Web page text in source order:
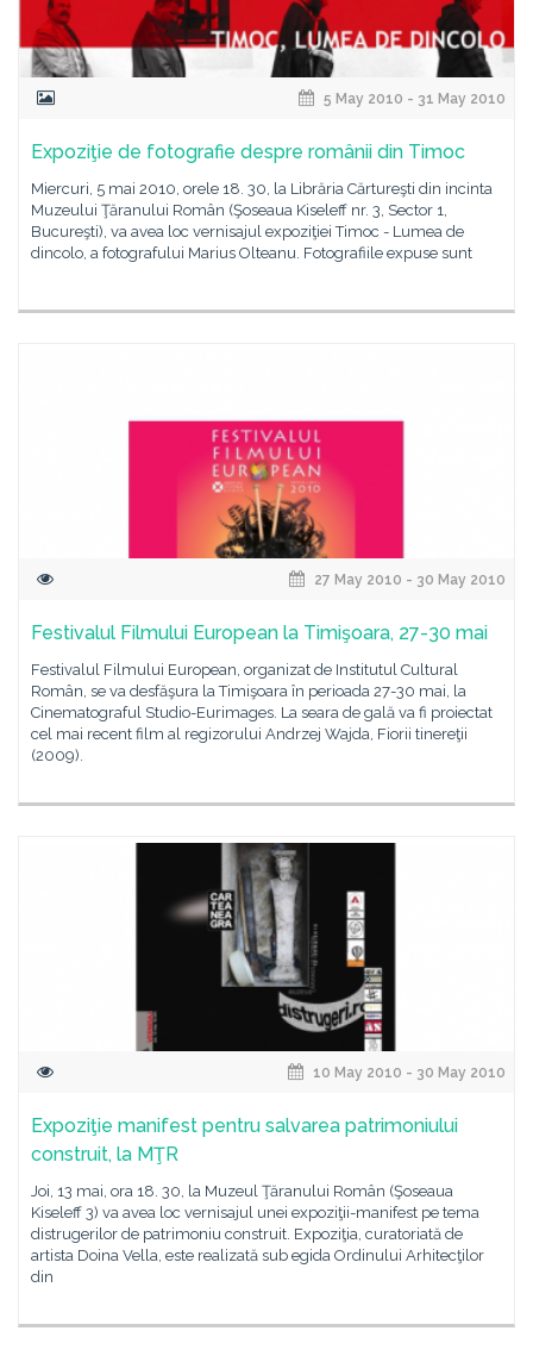
5 May 2010 - 31 May 2010
Expoziţie de fotografie despre românii din Timoc
Miercuri, 5 mai 2010, orele 18. 30, la Librăria Cărtureşti din incinta
Muzeului Ţăranului Român (Şoseaua Kiseleff nr. 3, Sector 1,
Bucureşti), va avea loc vernisajul expoziţiei Timoc - Lumea de
dincolo, a fotografului Marius Olteanu. Fotografiile expuse sunt
27 May 2010 - 30 May 2010
Festivalul Filmului European la Timişoara, 27-30 mai
Festivalul Filmului European, organizat de Institutul Cultural
Român, se va desfăşura la Timişoara în perioada 27-30 mai, la
Cinematograful Studio-Eurimages. La seara de gală va fi proiectat
cel mai recent film al regizorului Andrzej Wajda, Fiorii tinereţii
(2009).
10 May 2010 - 30 May 2010
Expoziţie manifest pentru salvarea patrimoniului
construit, la MŢR
Joi, 13 mai, ora 18. 30, la Muzeul Ţăranului Român (Şoseaua
Kiseleff 3) va avea loc vernisajul unei expoziţii-manifest pe tema
distrugerilor de patrimoniu construit. Expoziţia, curatoriată de
artista Doina Vella, este realizată sub egida Ordinului Arhitecţilor
din